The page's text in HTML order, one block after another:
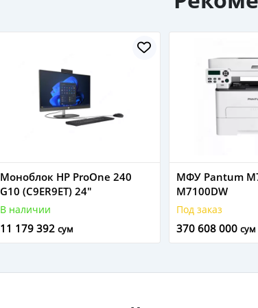
Моноблок HP ProOne 240
G10 (C9ER9ET) 24"
В наличии
11 179 392сум
МФУ Pantum
M7100DW
Под заказ
370 608 000 сум